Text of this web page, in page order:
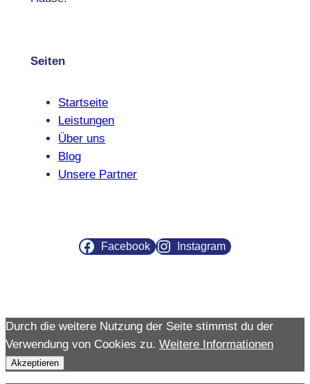
Seiten
Startseite
Leistungen
Über uns
Blog
Unsere Partner
Facebook Instagram
Durch die weitere Nutzung der Seite stimmst du der
Verwendung von Cookies zu. Weitere Informationen
Akzeptieren